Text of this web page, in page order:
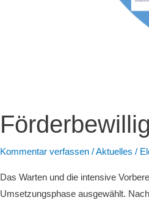
Kommentar verfassen /Aktuelles /
Das Warten und die intensive
Umsetzungsphase ausgewählt.